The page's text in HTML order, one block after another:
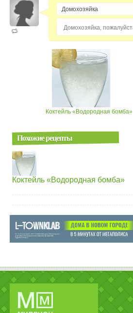
Коктейль «Водородная бомба»
Похожие рецепты
Коктейль «Водородная бомба»